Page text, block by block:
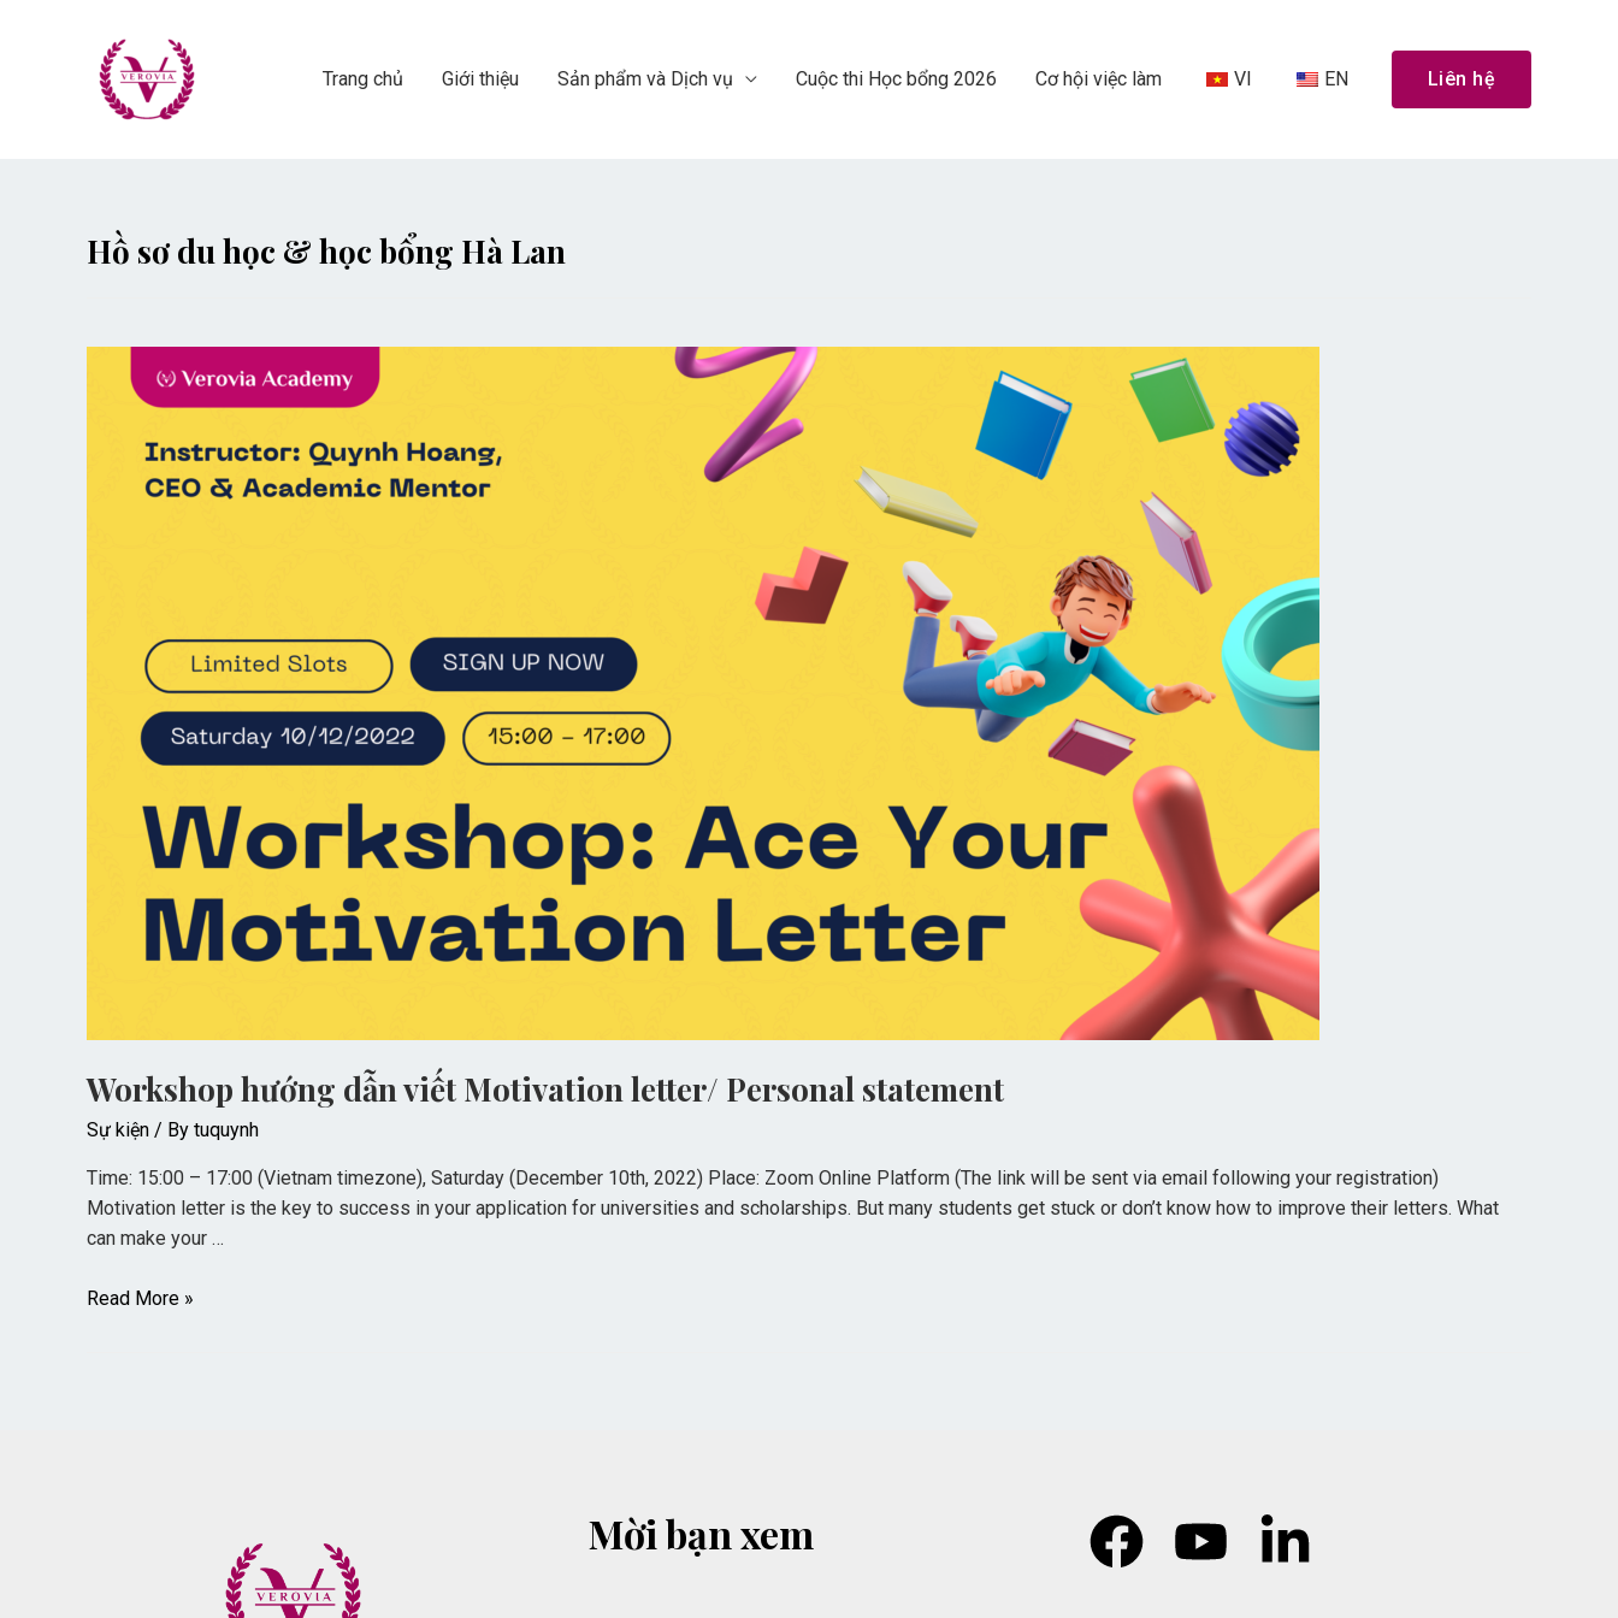
Trang chủ Giới thiệu Sản phẩm và Dịch vụ Cuộc thi Học bổng 2026 Cơ hội việc làm VI EN Liên hệ
Hồ sơ du học & học bổng Hà Lan
Workshop hướng dẫn viết Motivation letter/ Personal statement
Sự kiện / By tuquynh
Time: 15:00 – 17:00 (Vietnam timezone), Saturday (December 10th, 2022) Place: Zoom Online Platform (The link will be sent via email following your registration)
Motivation letter is the key to success in your application for universities and scholarships. But many students get stuck or don’t know how to improve their letters. What
can make your …
Read More »
Mời bạn xem